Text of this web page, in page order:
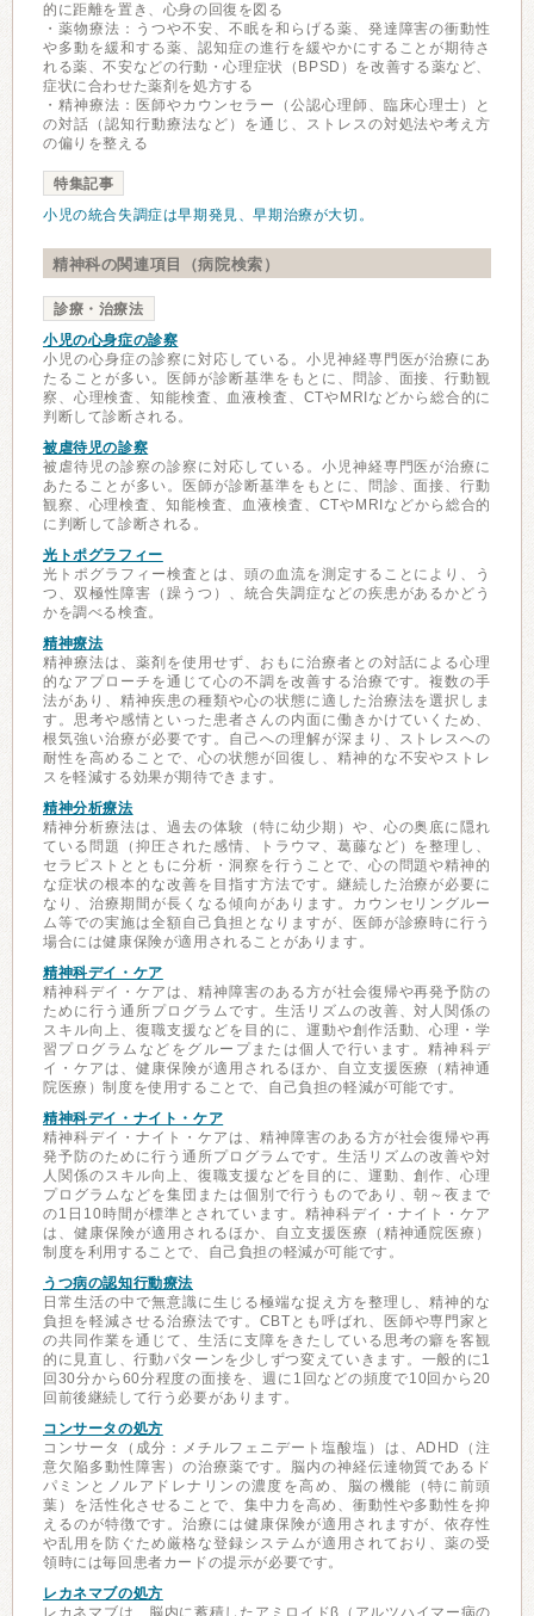
的に距離を置き、心身の回復を図る
・薬物療法：うつや不安、不眠を和らげる薬、発達障害の衝動性
や多動を緩和する薬、認知症の進行を緩やかにすることが期待さ
れる薬、不安などの行動・心理症状（BPSD）を改善する薬など、
症状に合わせた薬剤を処方する
・精神療法：医師やカウンセラー（公認心理師、臨床心理士）と
の対話（認知行動療法など）を通じ、ストレスの対処法や考え方
の偏りを整える
特集記事
小児の統合失調症は早期発見、早期治療が大切。
精神科の関連項目（病院検索）
診療・治療法
小児の心身症の診察
小児の心身症の診察に対応している。小児神経専門医が治療にあ
たることが多い。医師が診断基準をもとに、問診、面接、行動観
察、心理検査、知能検査、血液検査、CTやMRIなどから総合的に
判断して診断される。
被虐待児の診察
被虐待児の診察の診察に対応している。小児神経専門医が治療に
あたることが多い。医師が診断基準をもとに、問診、面接、行動
観察、心理検査、知能検査、血液検査、CTやMRIなどから総合的
に判断して診断される。
光トポグラフィー
光トポグラフィー検査とは、頭の血流を測定することにより、う
つ、双極性障害（躁うつ）、統合失調症などの疾患があるかどう
かを調べる検査。
精神療法
精神療法は、薬剤を使用せず、おもに治療者との対話による心理
的なアプローチを通じて心の不調を改善する治療です。複数の手
法があり、精神疾患の種類や心の状態に適した治療法を選択しま
す。思考や感情といった患者さんの内面に働きかけていくため、
根気強い治療が必要です。自己への理解が深まり、ストレスへの
耐性を高めることで、心の状態が回復し、精神的な不安やストレ
スを軽減する効果が期待できます。
精神分析療法
精神分析療法は、過去の体験（特に幼少期）や、心の奥底に隠れ
ている問題（抑圧された感情、トラウマ、葛藤など）を整理し、
セラピストとともに分析・洞察を行うことで、心の問題や精神的
な症状の根本的な改善を目指す方法です。継続した治療が必要に
なり、治療期間が長くなる傾向があります。カウンセリングルー
ム等での実施は全額自己負担となりますが、医師が診療時に行う
場合には健康保険が適用されることがあります。
精神科デイ・ケア
精神科デイ・ケアは、精神障害のある方が社会復帰や再発予防の
ために行う通所プログラムです。生活リズムの改善、対人関係の
スキル向上、復職支援などを目的に、運動や創作活動、心理・学
習プログラムなどをグループまたは個人で行います。精神科デ
イ・ケアは、健康保険が適用されるほか、自立支援医療（精神通
院医療）制度を使用することで、自己負担の軽減が可能です。
精神科デイ・ナイト・ケア
精神科デイ・ナイト・ケアは、精神障害のある方が社会復帰や再
発予防のために行う通所プログラムです。生活リズムの改善や対
人関係のスキル向上、復職支援などを目的に、運動、創作、心理
プログラムなどを集団または個別で行うものであり、朝～夜まで
の1日10時間が標準とされています。精神科デイ・ナイト・ケア
は、健康保険が適用されるほか、自立支援医療（精神通院医療）
制度を利用することで、自己負担の軽減が可能です。
うつ病の認知行動療法
日常生活の中で無意識に生じる極端な捉え方を整理し、精神的な
負担を軽減させる治療法です。CBTとも呼ばれ、医師や専門家と
の共同作業を通じて、生活に支障をきたしている思考の癖を客観
的に見直し、行動パターンを少しずつ変えていきます。一般的に1
回30分から60分程度の面接を、週に1回などの頻度で10回から20
回前後継続して行う必要があります。
コンサータの処方
コンサータ（成分：メチルフェニデート塩酸塩）は、ADHD（注
意欠陥多動性障害）の治療薬です。脳内の神経伝達物質であるド
パミンとノルアドレナリンの濃度を高め、脳の機能（特に前頭
葉）を活性化させることで、集中力を高め、衝動性や多動性を抑
えるのが特徴です。治療には健康保険が適用されますが、依存性
や乱用を防ぐため厳格な登録システムが適用されており、薬の受
領時には毎回患者カードの提示が必要です。
レカネマブの処方
レカネマブは、脳内に蓄積したアミロイドβ（アルツハイマー病の